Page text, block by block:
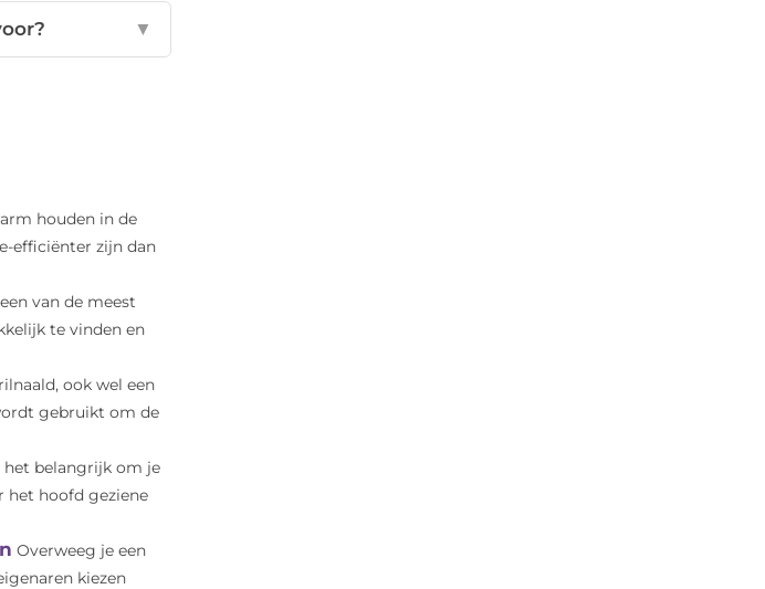
▼
houden in de
efficiënter zijn dan
van de meest
te vinden en
ook wel een
gebruikt om de
het belangrijk om je
het hoofd geziene
Overweeg je een
kiezen